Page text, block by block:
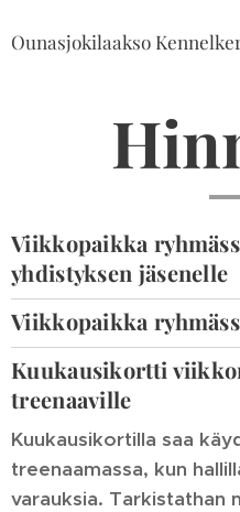
Ounasjokilaakso
Viikkopaikka
yhdistyksen jäsenelle
Viikkopaikka
Kuukausikortti
treenaaville
Kuukausikortilla saa
treenaamassa, kun
varauksia. Tarkistathan